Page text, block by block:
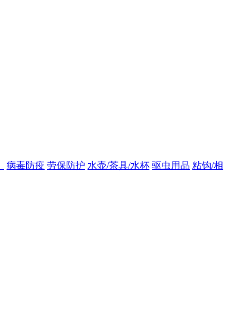
病毒防疫 劳保防护 水壶/茶具/水杯 驱虫用品 粘钩/相